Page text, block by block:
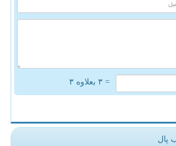
= ۳ بعلاوه ۳
پال